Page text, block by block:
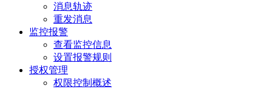
消息轨迹
重发消息
监控报警
查看监控信息
设置报警规则
授权管理
权限控制概述